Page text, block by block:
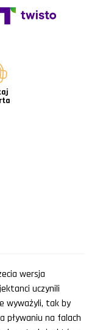
wersja
uczynili
wyważyli, tak by
pływaniu na falach